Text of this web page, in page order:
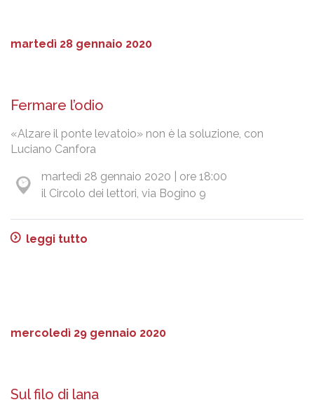
martedì 28 gennaio 2020
Fermare l’odio
«Alzare il ponte levatoio» non è la soluzione, con
Luciano Canfora
martedì 28 gennaio 2020 | ore 18:00
il Circolo dei lettori, via Bogino 9
leggi tutto
mercoledì 29 gennaio 2020
Sul filo di lana